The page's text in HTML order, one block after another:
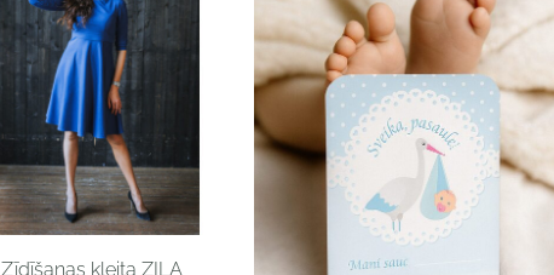
Zīdīšanas kleita ZILA